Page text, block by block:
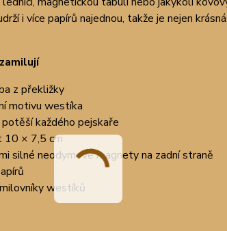
i více papírů najednou, takže je nejen
z překližky
motivu westíka
každého pejskaře
10 × 7,5 cm
silné neodymové magnety na zadní straně
westíků